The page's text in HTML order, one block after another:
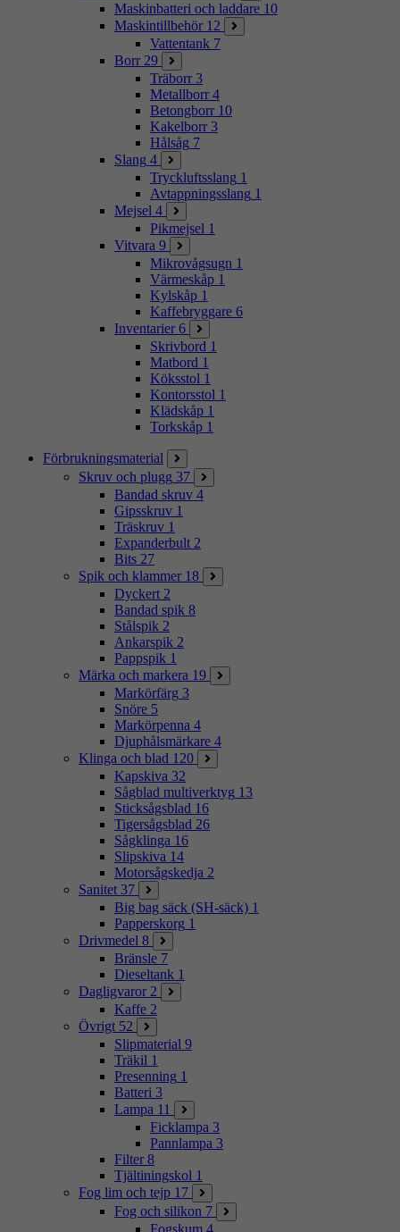
Maskinbatteri och laddare 10
Maskintillbehör 12
Vattentank 7
Borr 29
Träborr 3
Metallborr 4
Betongborr 10
Kakelborr 3
Hålsåg 7
Slang 4
Tryckluftsslang 1
Avtappningsslang 1
Mejsel 4
Pikmejsel 1
Vitvara 9
Mikrovågsugn 1
Värmeskåp 1
Kylskåp 1
Kaffebryggare 6
Inventarier 6
Skrivbord 1
Matbord 1
Köksstol 1
Kontorsstol 1
Klädskåp 1
Torkskåp 1
Förbrukningsmaterial
Skruv och plugg 37
Bandad skruv 4
Gipsskruv 1
Träskruv 1
Expanderbult 2
Bits 27
Spik och klammer 18
Dyckert 2
Bandad spik 8
Stålspik 2
Ankarspik 2
Pappspik 1
Märka och markera 19
Markörfärg 3
Snöre 5
Markörpenna 4
Djuphålsmärkare 4
Klinga och blad 120
Kapskiva 32
Sågblad multiverktyg 13
Sticksågsblad 16
Tigersågsblad 26
Sågklinga 16
Slipskiva 14
Motorsågskedja 2
Sanitet 37
Big bag säck (SH-säck) 1
Papperskorg 1
Drivmedel 8
Bränsle 7
Dieseltank 1
Dagligvaror 2
Kaffe 2
Övrigt 52
Slipmaterial 9
Träkil 1
Presenning 1
Batteri 3
Lampa 11
Ficklampa 3
Pannlampa 3
Filter 8
Tjältiningskol 1
Fog lim och tejp 17
Fog och silikon 7